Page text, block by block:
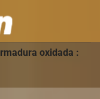
oxidada :